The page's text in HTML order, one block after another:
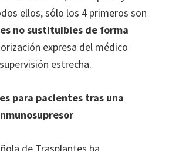
ellos, sólo los 4 primeros son
no sustituibles de forma
expresa del médico
estrecha.
para pacientes tras una
de Trasplantes ha